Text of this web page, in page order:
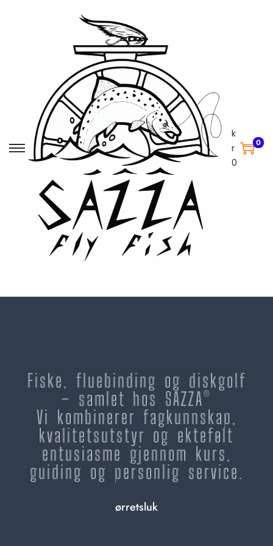
k
r
0
0
Fiske, fluebinding og diskgolf
– samlet hos SAZZA®
Vi kombinerer fagkunnskap,
kvalitetsutstyr og ektefølt
entusiasme gjennom kurs,
guiding og personlig service.
ørretsluk